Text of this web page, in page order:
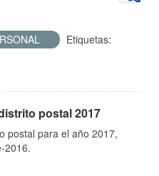
Etiquetas:
postal 2017
postal para el año 2017,
2016.